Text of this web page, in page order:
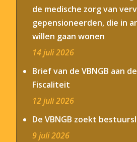
de medische zorg van
gepensioneerden, die in
willen gaan wonen
14 juli 2026
Brief van de VBNGB aan
Fiscaliteit
12 juli 2026
De VBNGB zoekt
9 juli 2026